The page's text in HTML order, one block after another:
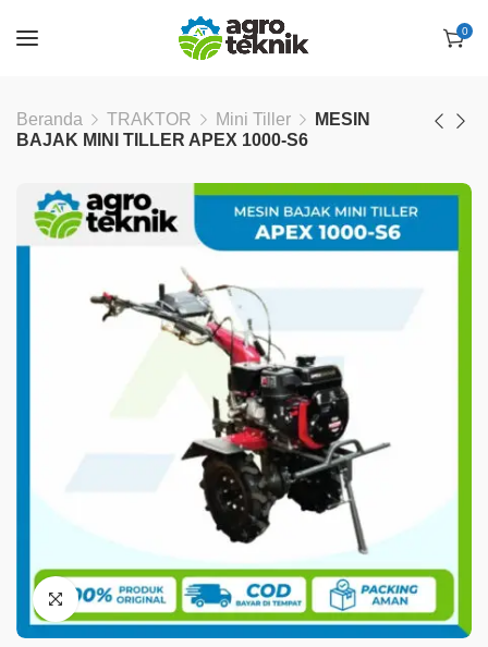
0
Beranda TRAKTOR Mini Tiller
MESIN
BAJAK MINI TILLER APEX 1000-S6